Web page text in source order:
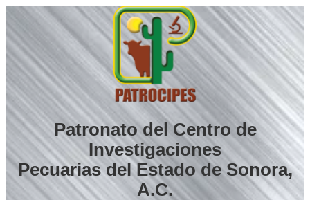
Saltar
al
contenido
Patronato del Centro de
Investigaciones
Pecuarias del Estado de Sonora,
A.C.